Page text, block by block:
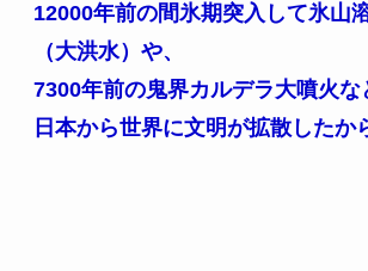
12000年前の間氷期突入して氷山
（大洪水）や、
7300年前の鬼界カルデラ大噴火な
日本から世界に文明が拡散したか